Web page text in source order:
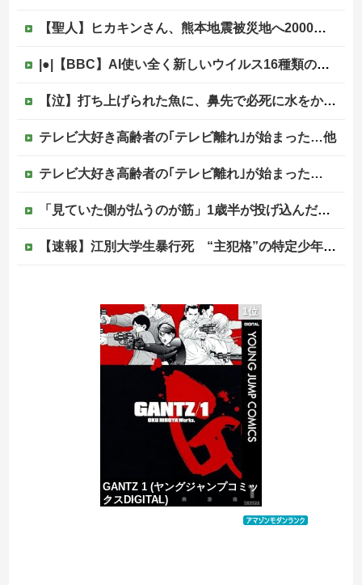
【聖人】ヒカキンさん、熊本地震被災地へ2000万円の寄付！
|●|【BBC】AI使い全く新しいウイルス16種類の全遺伝情報設計に初成功
【泣】打ち上げられた魚に、鼻先で必死に水をかけてあげる犬が話題
テレビ大好き高齢者の｢テレビ離れ｣が始まった…他
テレビ大好き高齢者の｢テレビ離れ｣が始まった…
「見ていた側が払うのが筋」1歳半が投げ込んだ12万円のスマホ、半額提示した母親は冷たい？
【速報】江別大学生暴行死 “主犯格”の特定少年・川口侑斗被告に「無期懲役」の判決 当時17歳少年に「懲役30年」の判決
ジャンポケ斎藤と代理人のやりとり、「地獄すぎて完全にコントになってる……」と衝撃を受ける人が続出中
滝沢秀明社長、熊本入り示唆「男手が必要。時間を見つけて行きたい」
【ヤバい】100件以上の窃盗をしたトルコ国籍の男3人を逮捕 #移民 #外国人
1位
GANTZ 1 (ヤングジャンプコミッ
クスDIGITAL)
価格：¥100